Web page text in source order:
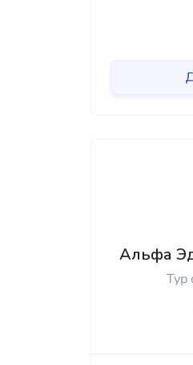
Альфа
Тур